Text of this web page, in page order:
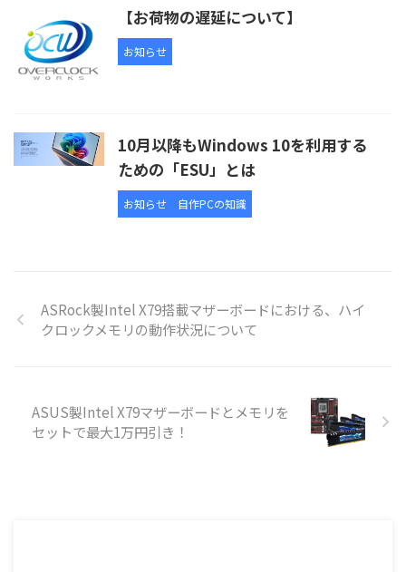
【お荷物の遅延について】
お知らせ
10月以降もWindows 10を利用する
ための「ESU」とは
お知らせ 自作PCの知識
ASRock製Intel X79搭載マザーボードにおける、ハイ
クロックメモリの動作状況について
ASUS製Intel X79マザーボードとメモリを
セットで最大1万円引き！